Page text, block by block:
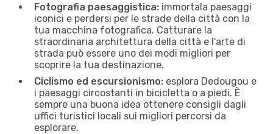
Fotografia paesaggistica: immortala paesaggi
iconici e perdersi per le strade della città con la
tua macchina fotografica. Catturare la
straordinaria architettura della città e l'arte di
strada può essere uno dei modi migliori per
scoprire la tua destinazione.
Ciclismo ed escursionismo: esplora Dedougou e
i paesaggi circostanti in bicicletta o a piedi. È
sempre una buona idea ottenere consigli dagli
uffici turistici locali sui migliori percorsi da
esplorare.